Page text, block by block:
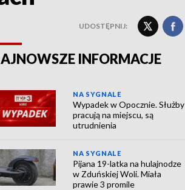
UDOSTĘPNIJ:
INFORMACJE
NA SYGNALE
Wypadek w Opocznie. Służby
pracują na miejscu, są
utrudnienia
NA SYGNALE
Pijana 19-latka na hulajnodze
w Zduńskiej Woli. Miała
prawie 3 promile